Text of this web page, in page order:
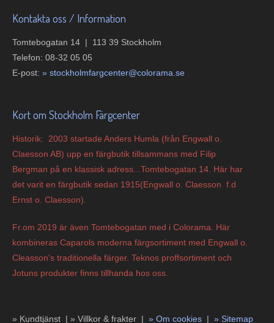
Kontakta oss / Information
Tomtebogatan 14 | 113 39 Stockholm
Telefon: 08-32 05 05
E-post: » stockholmfargcenter@colorama.se
Kort om Stockholm Färgcenter
Historik: 2003 startade Anders Humla (från Engwall o.
Claesson AB) upp en färgbutik tillsammans med Filip
Bergman på en klassisk adress...Tomtebogatan 14. Här har
det varit en färgbutik sedan 1915(Engwall o. Claesson f.d
Ernst o. Claesson).
Fr.om 2019 är även Tomtebogatan med i Colorama. Här
kombineras Caparols moderna färgsortiment med Engwall o.
Cleasson's traditionella färger. Teknos proffsortiment och
Jotuns produkter finns tillhanda hos oss.
» Kundtjänst | » Villkor & frakter | » Om cookies | » Sitemap